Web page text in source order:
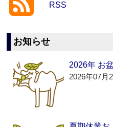
RSS
お知らせ
2026年 お
2026年07月